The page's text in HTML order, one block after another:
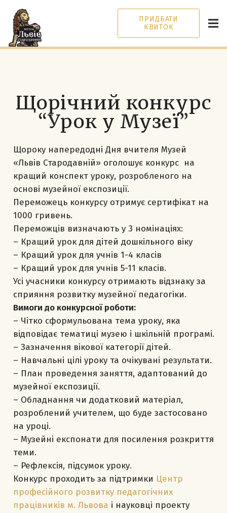
ПРИДБАТИ
КВИТОК
Щорічний конкурс
“Урок у Музеї”
Щороку напередодні Дня вчителя Музей
«Львів Стародавній» оголошує конкурс на
кращий конспект уроку, розробленого на
основі музейної експозиції.
Переможець конкурсу отримує сертифікат на
1000 гривень.
Переможців визначають у 3 номінаціях:
– Кращий урок для дітей дошкільного віку
– Кращий урок для учнів 1-4 класів
– Кращий урок для учнів 5-11 класів.
Усі учасники конкурсу отримають відзнаку за
сприяння розвитку музейної педагогіки.
Вимоги до конкурсної роботи:
– Чітко сформульована тема уроку, яка
відповідає тематиці музею і шкільній програмі.
– Зазначення вікової категорії дітей.
– Навчальні цілі уроку та очікувані результати.
– План проведення заняття, адаптований до
музейної експозиції.
– Обладнання чи додатковий матеріал,
розроблений учителем, що буде застосовано
на уроці.
– Музейні експонати для посилення розкриття
теми.
– Рефлексія, підсумок уроку.
Конкурс проходить за підтримки Центр
професійного розвитку педагогічних
працівників м. Львова і науковці проекту